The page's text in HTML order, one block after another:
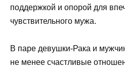
поддержкой и опорой для
чувствительного мужа.
В паре девушки-Рака и
не менее счастливые